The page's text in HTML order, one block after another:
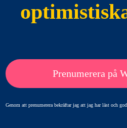
Prenumerera på
Genom att prenumerera bekräftar jag att jag har läst och